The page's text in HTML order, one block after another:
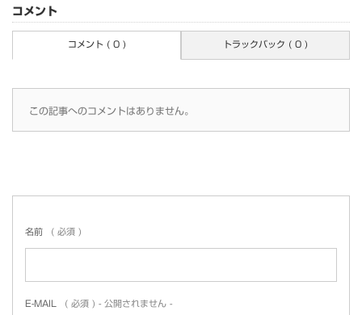
コメント
コメント ( 0 ) トラックバック ( 0 )
この記事へのコメントはありません。
名前 ( 必須 )
E-MAIL ( 必須 ) - 公開されません -